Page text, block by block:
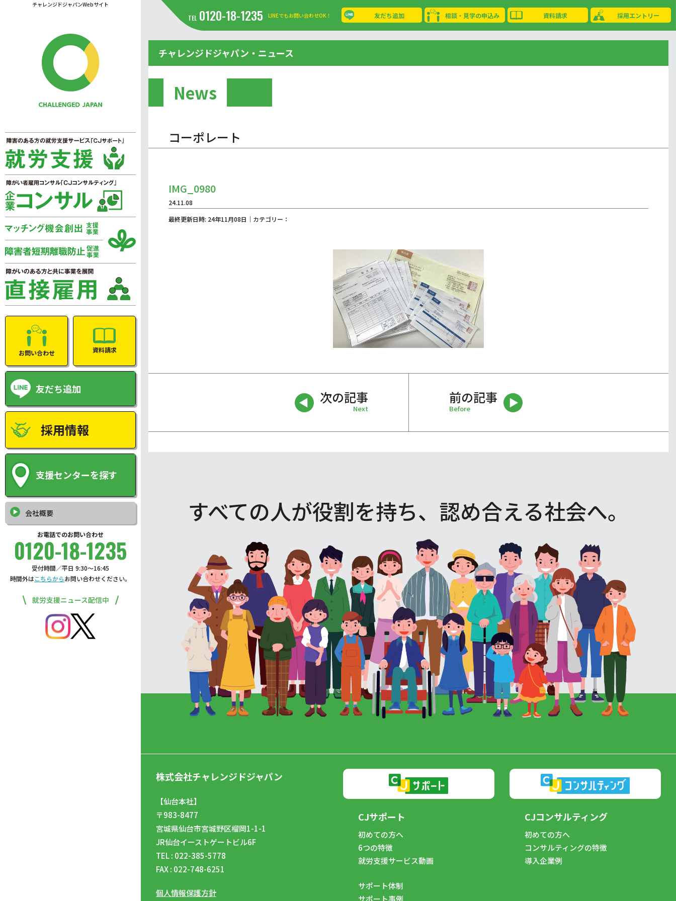
チャレンジドジャパンWebサイト
お問い合わせ 資料請求
友だち追加
採用情報
支援センターを探す
会社概要
お電話でのお問い合わせ
0120-18-1235
受付時間／平日 9:30〜16:45
時間外はこちらからお問い合わせください。
就労支援ニュース配信中
TEL 0120-18-1235 LINEでもお問い合わせOK！ 友だち追加 相談・見学の申込み 資料請求 採用エントリー
チャレンジドジャパン・ニュース
News
コーポレート
IMG_0980
24.11.08
最終更新日時: 24年11月08日｜カテゴリー：
次の記事
Next
前の記事
Before
すべての人が役割を持ち、認め合える社会へ。
株式会社チャレンジドジャパン
【仙台本社】
〒983-8477
宮城県仙台市宮城野区榴岡1-1-1
JR仙台イーストゲートビル6F
TEL : 022-385-5778
FAX : 022-748-6251
個人情報保護方針
CJサポート
初めての方へ
6つの特徴
就労支援サービス動画
サポート体制
サポート事例
CJコンサルティング
初めての方へ
コンサルティングの特徴
導入企業例